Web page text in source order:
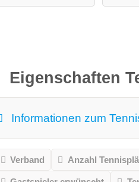
Eigenschaften
Informationen zum
Verband Anzahl